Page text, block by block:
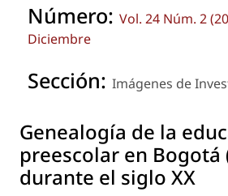
Número: Vol. 24 Núm. 2
Diciembre
Sección: Imágenes de
Genealogía de la
preescolar en Bogotá
durante el siglo XX